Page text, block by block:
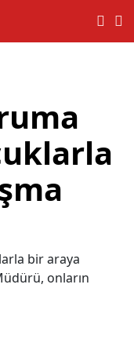
bir araya
onların